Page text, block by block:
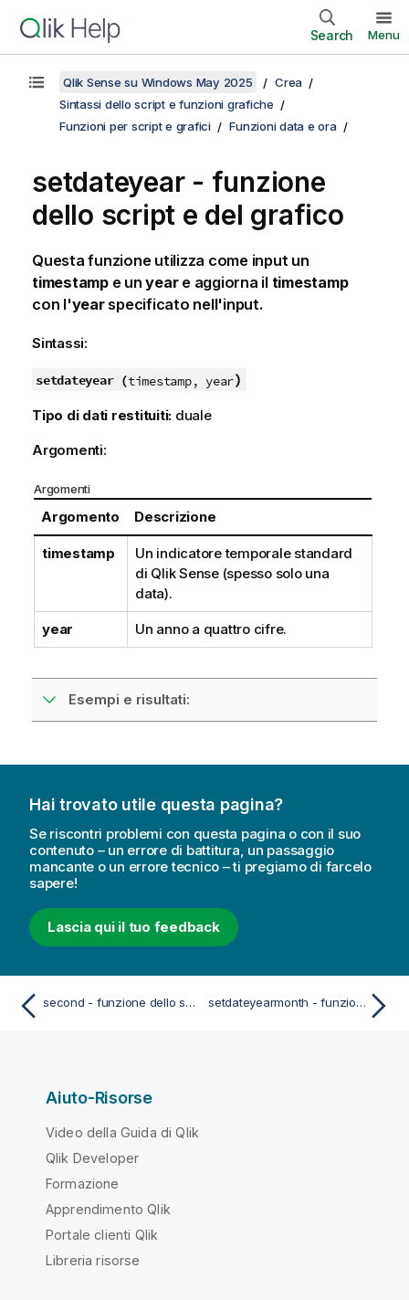
Search Menu
Qlik Sense su Windows May 2025
Crea
Sintassi dello script e funzioni grafiche
Funzioni per script e grafici
Funzioni data e ora
setdateyear - funzione
dello script e del grafico
Questa funzione utilizza come input un
timestamp e unyear e aggiorna il timestamp
con l'year specificato nell'input.
Sintassi:
setdateyear (timestamp, year)
Tipo di dati restituiti: duale
Argomenti:
Argomenti
Argomento Descrizione
timestamp
Un indicatore temporale standard
di Qlik Sense(spesso solo una
data).
year Un anno a quattro cifre.
Esempi e risultati:
Hai trovato utile questa pagina?
Se riscontri problemi con questa pagina o con il suo
contenuto – un errore di battitura, un passaggio
mancante o un errore tecnico – ti pregiamo di farcelo
sapere!
Lascia qui il tuo feedback
second - funzione dello script e del grafico setdateyearmonth - funzione dello script e del grafico
Aiuto-Risorse
Video della Guida di Qlik
Qlik Developer
Formazione
Apprendimento Qlik
Portale clienti Qlik
Libreria risorse